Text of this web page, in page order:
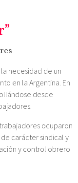
necesidad de un
en la Argentina. En
desde
ocuparon
carácter sindical y
y control obrero